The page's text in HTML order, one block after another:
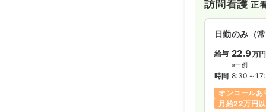
訪問看護正
日勤のみ（
給与 22.9万円
※一例
時間 8:30～
オンコールあ
月給22万円